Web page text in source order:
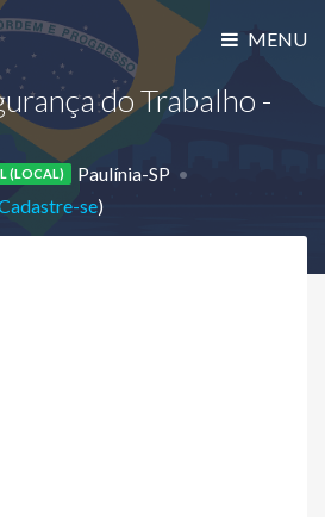
MENU
do Trabalho -
(LOCAL)
Paulínia-SP
se)